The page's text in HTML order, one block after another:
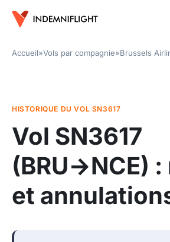
Accueil»Vols par compagnie»Brussels
HISTORIQUE DU VOL SN3617
Vol SN3617
(BRU→NCE) :
et